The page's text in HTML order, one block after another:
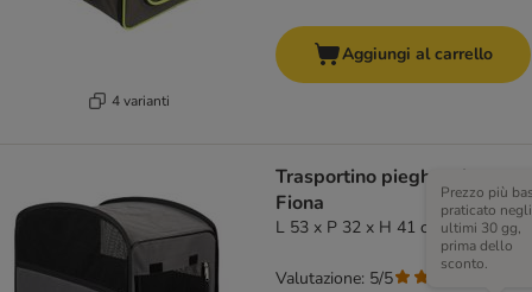
4 varianti
Aggiungi al carrello
Trasportino pieghevole
Fiona
L 53 x P 32 x H 41 cm
Prezzo più
praticato negli
ultimi 30 gg,
prima dello
sconto.
Valutazione: 5/5